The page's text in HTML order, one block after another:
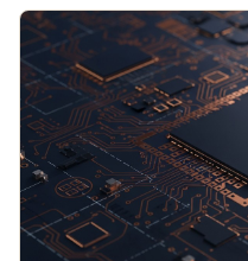
実務向けに整理しました。